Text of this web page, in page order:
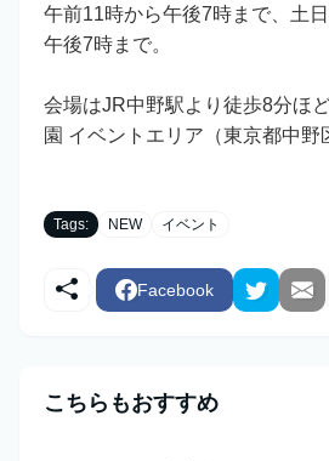
午前11時から午後7時まで、土
午後7時まで。
会場はJR中野駅より徒歩8分ほ
園 イベントエリア（東京都中野
Tags: NEW イベント
Facebook
こちらもおすすめ